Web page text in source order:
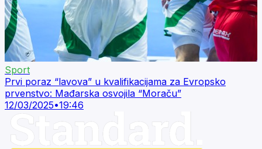
Sport
Prvi poraz “lavova” u kvalifikacijama za Evropsko
prvenstvo: Mađarska osvojila “Moraču”
12/03/2025•19:46